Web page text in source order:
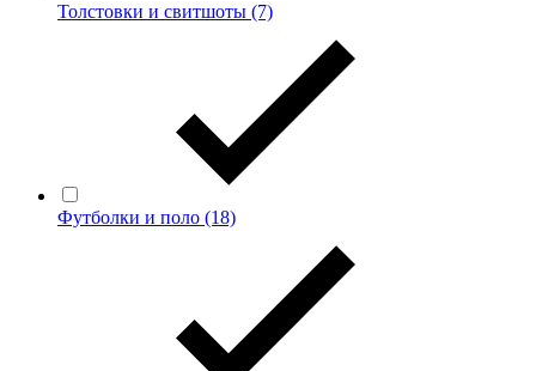
Толстовки и свитшоты (7)
Футболки и поло (18)